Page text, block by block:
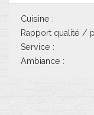
Cuisine :
Rapport qualité /
Service :
Ambiance :